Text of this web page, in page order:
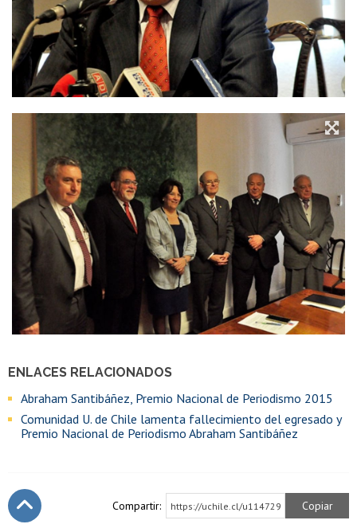
ENLACES RELACIONADOS
Abraham Santibáñez, Premio Nacional de Periodismo 2015
Comunidad U. de Chile lamenta fallecimiento del egresado y
Premio Nacional de Periodismo Abraham Santibáñez
Compartir: https://uchile.cl/u114729 Copiar